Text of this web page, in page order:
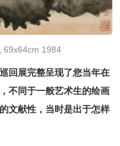
69x64cm 1984
回展完整呈现了您当年在
不同于一般艺术生的绘画
文献性，当时是出于怎样